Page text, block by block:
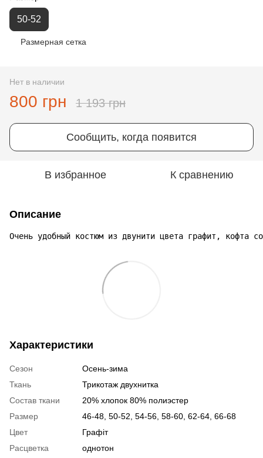
50-52
Размерная сетка
Нет в наличии
800 грн 1 193 грн
Сообщить, когда появится
В избранное К сравнению
Описание
Очень удобный костюм из двунити цвета графит, кофта
Характеристики
Сезон
Осень-зима
Ткань
Трикотаж двухнитка
Состав ткани
20% хлопок 80% полиэстер
Размер
46-48, 50-52, 54-56, 58-60, 62-64, 66-68
Цвет
Графіт
Расцветка
однотон